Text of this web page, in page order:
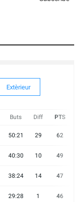
Extèrieur
Buts Diff PTS
50:21 29 62
40:30 10 49
38:24 14 47
29:28 1 46